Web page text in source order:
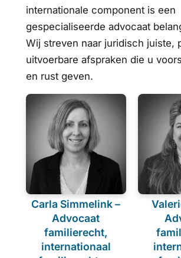
internationale component is een
gespecialiseerde advocaat
Wij streven naar juridisch juiste,
uitvoerbare afspraken die u
en rust geven.
Carla Simmelink –
Advocaat
familierecht,
internationaal